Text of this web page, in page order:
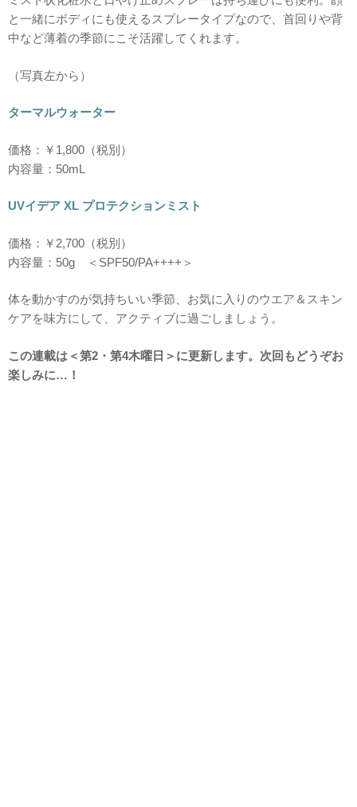
と一緒にボディにも使えるスプレータイプなので、首回りや背
中など薄着の季節にこそ活躍してくれます。
（写真左から）
ターマルウォーター
価格：￥1,800（税別）
内容量：50mL
UVイデア XL プロテクションミスト
価格：￥2,700（税別）
内容量：50g ＜SPF50/PA++++＞
体を動かすのが気持ちいい季節、お気に入りのウエア＆スキン
ケアを味方にして、アクティブに過ごしましょう。
この連載は＜第2・第4木曜日＞に更新します。次回もどうぞお
楽しみに…！